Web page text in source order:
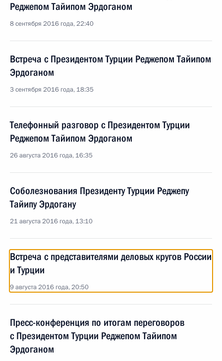
Реджепом Тайипом Эрдоганом
8 сентября 2016 года, 22:40
Встреча с Президентом Турции Реджепом Тайипом
Эрдоганом
3 сентября 2016 года, 18:35
Телефонный разговор с Президентом Турции
Реджепом Тайипом Эрдоганом
26 августа 2016 года, 16:35
Соболезнования Президенту Турции Реджепу
Тайипу Эрдогану
21 августа 2016 года, 13:10
Встреча с представителями деловых кругов России
и Турции
9 августа 2016 года, 20:50
Пресс-конференция по итогам переговоров
с Президентом Турции Реджепом Тайипом
Эрдоганом